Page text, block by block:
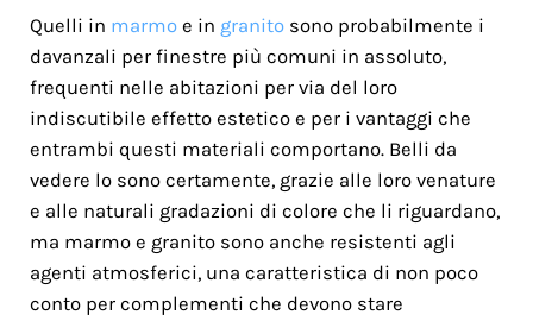
Quelli in marmoe in granitosono probabilmente i
davanzali per finestre più comuni in assoluto,
frequenti nelle abitazioni per via del loro
indiscutibile effetto estetico e per i vantaggi che
entrambi questi materiali comportano. Belli da
vedere lo sono certamente, grazie alle loro venature
e alle naturali gradazioni di colore che li riguardano,
ma marmo e granito sono anche resistenti agli
agenti atmosferici, una caratteristica di non poco
conto per complementi che devono stare